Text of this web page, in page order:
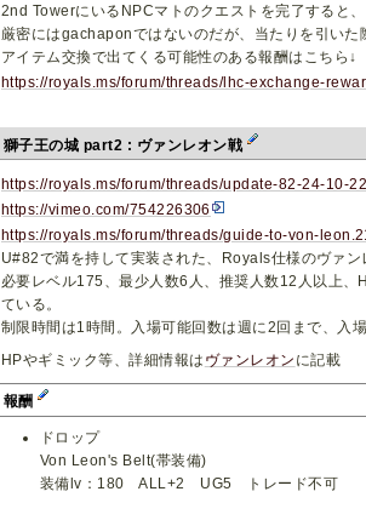
2nd TowerにいるNPCマトのクエストを完了すると
厳密にはgachaponではないのだが、当たりを引い
アイテム交換で出てくる可能性のある報酬はこちら↓
https://royals.ms/forum/threads/lhc-exchange-
獅子王の城 part2 : ヴァンレオン戦
https://royals.ms/forum/threads/update-82-24-10-
https://vimeo.com/754226306
https://royals.ms/forum/threads/guide-to-von-
U#82で満を持して実装された、Royals仕様のヴァン
必要レベル175、最少人数6人、推奨人数12人以上
ている。
制限時間は1時間。入場可能回数は週に2回まで、入
HPやギミック等、詳細情報は ヴァンレオン に記載
報酬
ドロップ
Von Leon's Belt(帯装備)
装備lv：180 ALL+2 UG5 トレード不可